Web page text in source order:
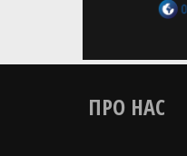
ПРО НАС